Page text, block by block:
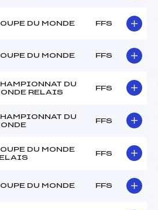
DU MONDE FFS
DU MONDE FFS
DU
RELAIS
FFS
DU
FFS
DU MONDE
FFS
DU MONDE FFS